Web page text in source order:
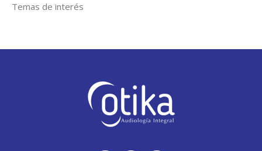
Temas de interés